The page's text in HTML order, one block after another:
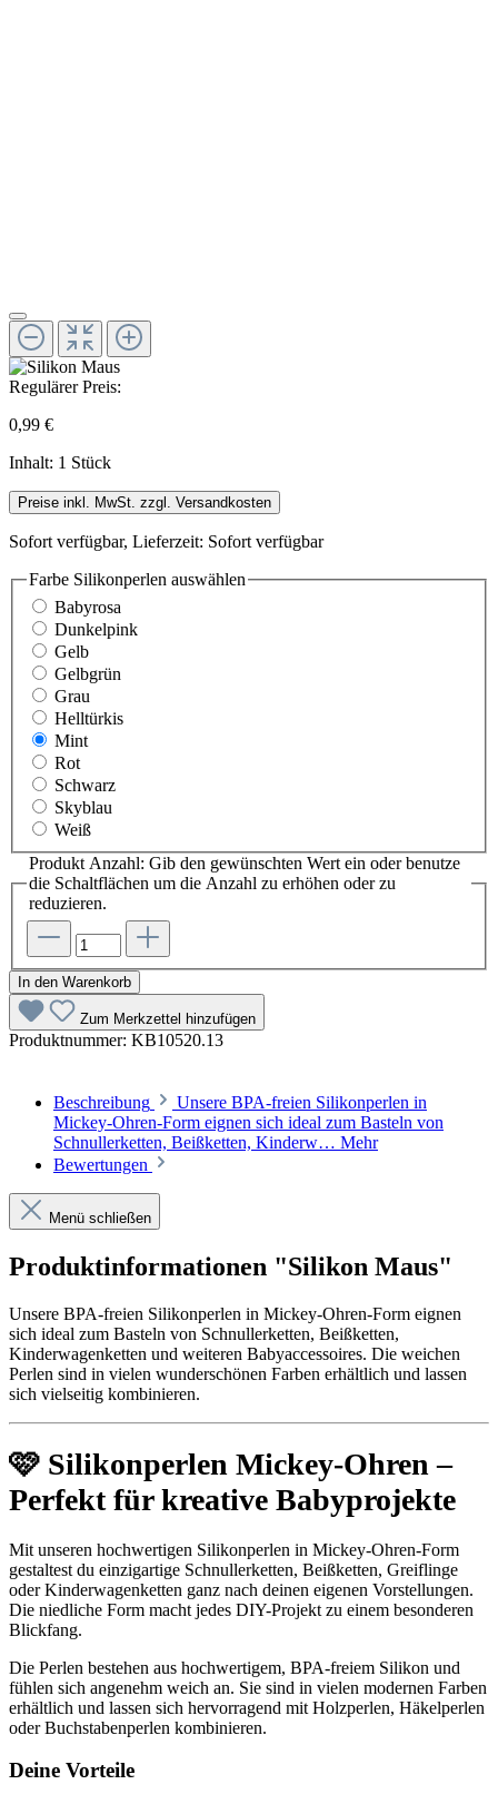
Regulärer Preis:
0,99 €
Inhalt: 1 Stück
Preise inkl. MwSt. zzgl. Versandkosten
Sofort verfügbar, Lieferzeit: Sofort verfügbar
Farbe Silikonperlen auswählen
Babyrosa
Dunkelpink
Gelb
Gelbgrün
Grau
Helltürkis
Mint
Rot
Schwarz
Skyblau
Weiß
Produkt Anzahl: Gib den gewünschten Wert ein oder benutze
die Schaltflächen um die Anzahl zu erhöhen oder zu
reduzieren.
In den Warenkorb
Zum Merkzettel hinzufügen
Produktnummer: KB10520.13
Beschreibung
Unsere BPA-freien Silikonperlen in
Mickey-Ohren-Form eignen sich ideal zum Basteln von
Schnullerketten, Beißketten, Kinderw… Mehr
Bewertungen
Menü schließen
Produktinformationen "Silikon Maus"
Unsere BPA-freien Silikonperlen in Mickey-Ohren-Form eignen
sich ideal zum Basteln von Schnullerketten, Beißketten,
Kinderwagenketten und weiteren Babyaccessoires. Die weichen
Perlen sind in vielen wunderschönen Farben erhältlich und lassen
sich vielseitig kombinieren.
🩷 Silikonperlen Mickey-Ohren –
Perfekt für kreative Babyprojekte
Mit unseren hochwertigen Silikonperlen in Mickey-Ohren-Form
gestaltest du einzigartige Schnullerketten, Beißketten, Greiflinge
oder Kinderwagenketten ganz nach deinen eigenen Vorstellungen.
Die niedliche Form macht jedes DIY-Projekt zu einem besonderen
Blickfang.
Die Perlen bestehen aus hochwertigem, BPA-freiem Silikon und
fühlen sich angenehm weich an. Sie sind in vielen modernen Farben
erhältlich und lassen sich hervorragend mit Holzperlen, Häkelperlen
oder Buchstabenperlen kombinieren.
Deine Vorteile